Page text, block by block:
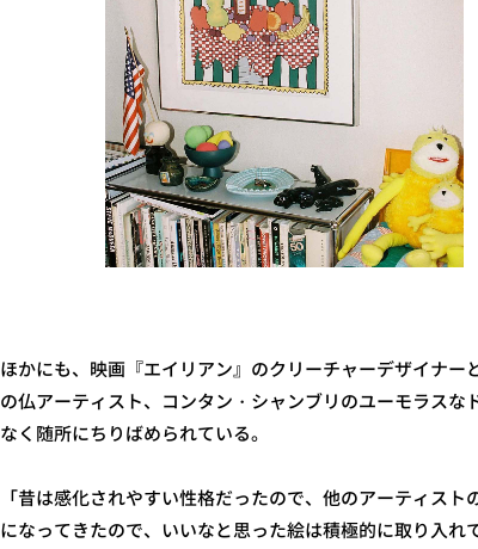
ほかにも、映画『エイリアン』のクリーチャーデザイナ
の仏アーティスト、コンタン・シャンブリのユーモラス
なく随所にちりばめられている。
「昔は感化されやすい性格だったので、他のアーティス
になってきたので、いいなと思った絵は積極的に取り入